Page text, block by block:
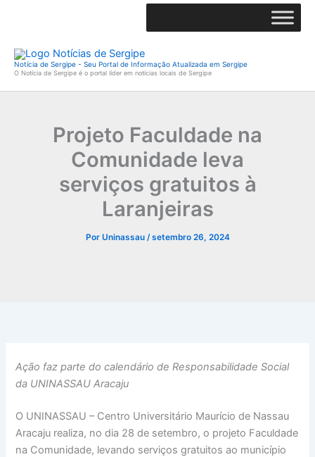
conteúdo
Notícia de Sergipe - Seu Portal de Informação Atualizada em Sergipe
O Notícia de Sergipe é o portal líder em notícias locais de Sergipe
Projeto Faculdade na
Comunidade leva
serviços gratuitos à
Laranjeiras
Por Uninassau /setembro 26, 2024
Ação faz parte do calendário de Responsabilidade Social
da UNINASSAU Aracaju
O UNINASSAU – Centro Universitário Maurício de Nassau
Aracaju realiza, no dia 28 de setembro, o projeto Faculdade
na Comunidade, levando serviços gratuitos ao município